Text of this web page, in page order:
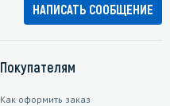
НАПИСАТЬ СООБЩЕНИЕ
Покупателям
Как оформить заказ